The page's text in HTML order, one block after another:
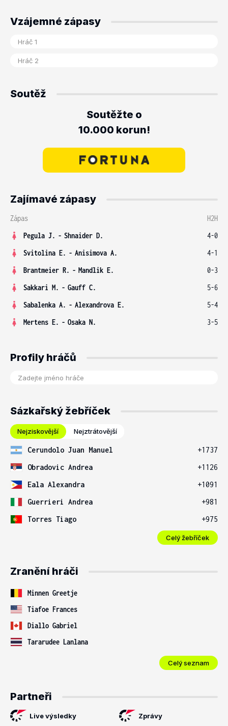
Vzájemné zápasy
Soutěž
Soutěžte o
10.000 korun!
Zajímavé zápasy
Zápas
H2H
Pegula J. - Shnaider D.
4-0
Svitolina E. - Anisimova A.
4-1
Brantmeier R. - Mandlik E.
0-3
Sakkari M. - Gauff C.
5-6
Sabalenka A. - Alexandrova E.
5-4
Mertens E. - Osaka N. 3-5
Profily hráčů
Sázkařský žebříček
Nejziskovější Nejztrátovější
Cerundolo Juan Manuel
+1737
Obradovic Andrea
+1126
Eala Alexandra
+1091
Guerrieri Andrea
+981
Torres Tiago
+975
Celý žebříček
Zranění hráči
Minnen Greetje
Tiafoe Frances
Diallo Gabriel
Tararudee Lanlana
Celý seznam
Partneři
Live výsledky Zprávy